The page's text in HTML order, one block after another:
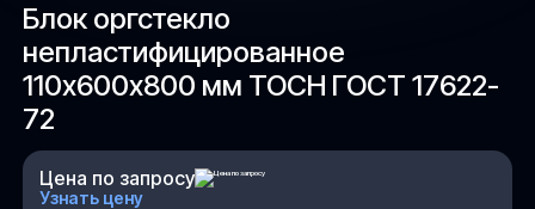
Блок оргстекло
непластифицированное
110х600х800 мм ТОСН ГОСТ 17622-
72
Цена по запросу
Узнать цену